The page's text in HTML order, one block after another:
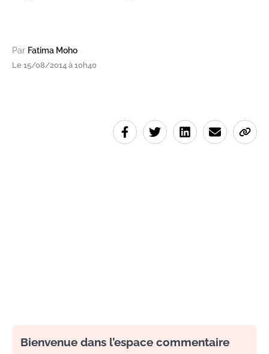
Par Fatima Moho
Le 15/08/2014 à 10h40
Bienvenue dans l’espace commentaire